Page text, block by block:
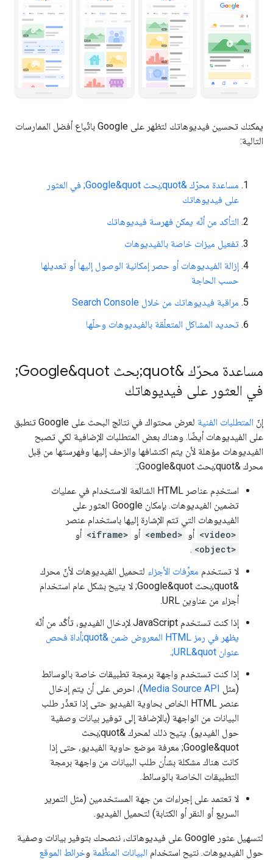
يمكنك تحسين فيديوهاتك لتظهر على Google باتّباع أفضل الممارسات
التالية:
مساعدة محرّك &quot;بحث Google&quot; في العثور
على فيديوهاتك
التأكد من أنّه يمكن فهرسة فيديوهاتك
تفعيل ميزات خاصة بالفيديوهات
إزالة الفيديوهات أو حصر إمكانية الوصول إليها أو تعديلها
حسب الحاجة
مراقبة فيديوهاتك من خلال Search Console
تحديد المشاكل المتعلّقة بالفيديوهات وحلّها
مساعدة محرّك &quot;بحث Google&quot;
في العثور على فيديوهاتك
إنّ المتطلبات الفنية
لعرض محتواك في نتائج البحث على Google تنطبق
على الفيديوهات أيضًا. وهناك بعض المتطلبات الإضافية لكي تصبح
الفيديوهات مؤهلة لأن يتم اكتشافها والزحف إليها وفهرستها من قِبل
محرك &quot;بحث Google&quot;:
استخدِم عناصر HTML الشائعة الاستخدام في عمليات
تضمين الفيديوهات. بإمكان Google العثور على
الفيديوهات التي تتم الإشارة إليها باستخدام عنصر
<video> أو <embed> أو <iframe> أو
<object>
.
لا تستخدم معرِّفات الأجزاء لتحميل الفيديوهات لأنّ محرك
&quot;بحث Google&quot; لا يتيح بشكل عام استخدام
أجزاء من عناوين URL.
إذا كنت تستخدم JavaScript لإدخال الفيديو، تأكّد من أنّه
يظهر في رمز HTML المعروض ضمن &quot;أداة فحص
عنوان URL&quot;
.
إذا كنت تستخدم واجهة برمجة تطبيقات خاصة بالوسائط
(مثل Media Source API)، احرص على أن يتم إدخال
عنصر HTML الخاص بحاوية الفيديو حتى إذا تعذّر طلب
البيانات من الواجهة (بالإضافة إلى توفير بيانات وصفية
حول الفيديو). يتيح ذلك لمحرك &quot;بحث
Google&quot; معرفة موضع حاوية الفيديو، حتى إذا
كانت هناك مشكلة بشأن طلب البيانات من واجهة برمجة
التطبيقات الخاصة بالوسائط.
لا تعتمد على إجراءات من جهة المستخدمين (مثل التمرير
السريع أو النقر أو الكتابة) لتحميل الفيديو.
لتسهيل عثور Google على فيديوهاتك، ننصحك بتوفير بيانات وصفية
حول الفيديوهات. نتيح استخدام البيانات المنظَّمة وخرائط الموقع